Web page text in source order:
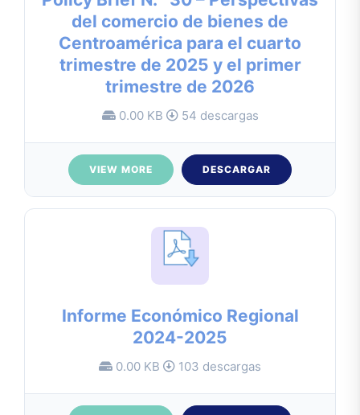
del comercio de bienes de
Centroamérica para el cuarto
trimestre de 2025 y el primer
trimestre de 2026
0.00 KB 54 descargas
VIEW MORE DESCARGAR
Informe Económico Regional
2024-2025
0.00 KB 103 descargas